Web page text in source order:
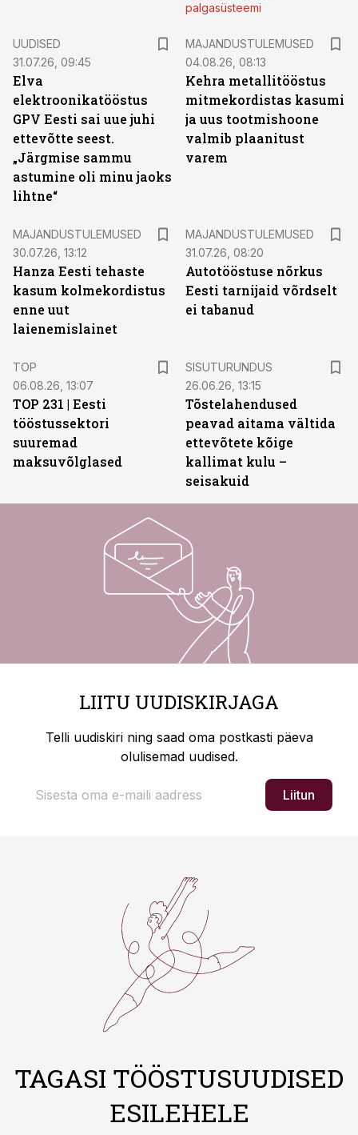
palgasüsteemi
UUDISED
31.07.26, 09:45
Elva
elektroonikatööstus
GPV Eesti sai uue juhi
ettevõtte seest.
„Järgmise sammu
astumine oli minu jaoks
lihtne“
MAJANDUSTULEMUSED
04.08.26, 08:13
Kehra metallitööstus
mitmekordistas kasumi
ja uus tootmishoone
valmib plaanitust
varem
MAJANDUSTULEMUSED
30.07.26, 13:12
Hanza Eesti tehaste
kasum kolmekordistus
enne uut
laienemislainet
MAJANDUSTULEMUSED
31.07.26, 08:20
Autotööstuse nõrkus
Eesti tarnijaid võrdselt
ei tabanud
TOP
06.08.26, 13:07
TOP 231 | Eesti
tööstussektori
suuremad
maksuvõlglased
SISUTURUNDUS
26.06.26, 13:15
Tõstelahendused
peavad aitama vältida
ettevõtete kõige
kallimat kulu –
seisakuid
LIITU UUDISKIRJAGA
Telli uudiskiri ning saad oma postkasti päeva
olulisemad uudised.
Liitun
TAGASI TÖÖSTUSUUDISED
ESILEHELE